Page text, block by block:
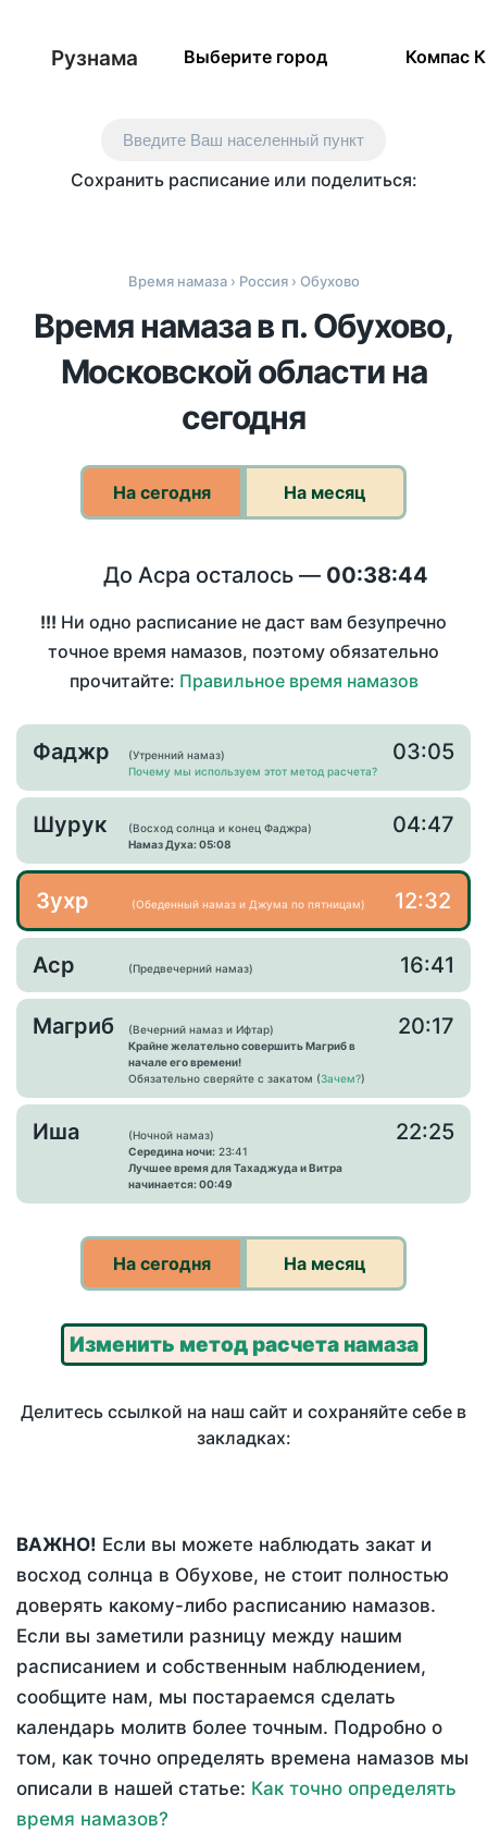
Рузнама Выберите город Компас
Введите Ваш населенный пункт
Сохранить расписание или поделиться:
Время намаза› Россия› Обухово
Время намаза в п. Обухово,
Московской области на
сегодня
На сегодня На месяц
До Асра осталось — 00:38:44
!!! Ни одно расписание не даст вам безупречно
точное время намазов, поэтому обязательно
прочитайте: Правильное время намазов
Фаджр
(Утренний намаз)
Почему мы используем этот метод расчета?
03:05
Шурук
(Восход солнца и конец Фаджра)
Намаз Духа: 05:08
04:47
Зухр (Обеденный намаз и Джума по пятницам) 12:32
Аср (Предвечерний намаз) 16:41
Магриб
(Вечерний намаз и Ифтар)
Крайне желательно совершить Магриб в
начале его времени!
Обязательно сверяйте с закатом (Зачем?)
20:17
Иша
(Ночной намаз)
Середина ночи: 23:41
Лучшее время для Тахаджуда и Витра
начинается: 00:49
22:25
На сегодня На месяц
Изменить метод расчета намаза
Делитесь ссылкой на наш сайт и сохраняйте себе в
закладках:
ВАЖНО! Если вы можете наблюдать закат и
восход солнца в Обухове, не стоит полностью
доверять какому-либо расписанию намазов.
Если вы заметили разницу между нашим
расписанием и собственным наблюдением,
сообщите нам, мы постараемся сделать
календарь молитв более точным. Подробно о
том, как точно определять времена намазов мы
описали в нашей статье: Как точно определять
время намазов?